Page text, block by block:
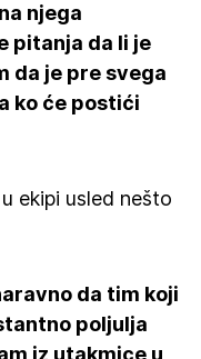
njega
pitanja da li je
da je pre svega
ko će postići
ekipi usled nešto
da tim koji
poljulja
iz utakmice u